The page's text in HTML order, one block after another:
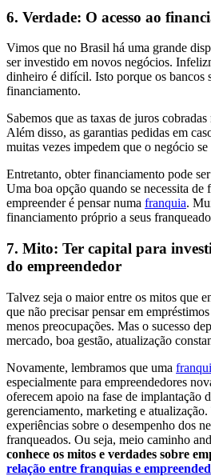
6. Verdade: O acesso ao
Vimos que no Brasil há uma grande
ser investido em novos negócios.
dinheiro é difícil. Isto porque os bancos
financiamento.
Sabemos que as taxas de juros
Além disso, as garantias pedidas em
muitas vezes impedem que o negócio
Entretanto, obter financiamento pode
Uma boa opção quando se necessita de
empreender é pensar numa franquia.
financiamento próprio a seus
7. Mito: Ter capital para
do empreendedor
Talvez seja o maior entre os mitos que
que não precisar pensar em
menos preocupações. Mas o sucesso
mercado, boa gestão, atualização
Novamente, lembramos que uma
especialmente para empreendedores
oferecem apoio na fase de implantação
gerenciamento, marketing e
experiências sobre o desempenho dos
franqueados. Ou seja, meio caminho
conhece os mitos e verdades sobre
relação entre franquias e